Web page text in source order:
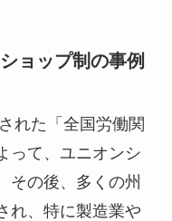
ョップ制の事例
れた「全国労働関
って、ユニオンシ
その後、多くの州
れ、特に製造業や